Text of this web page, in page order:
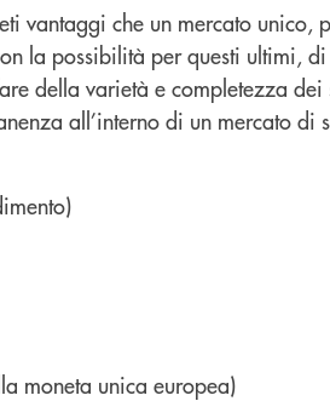
vantaggi che un mercato unico,
la possibilità per questi ultimi,
della varietà e completezza
all’interno di un mercato di
moneta unica europea)